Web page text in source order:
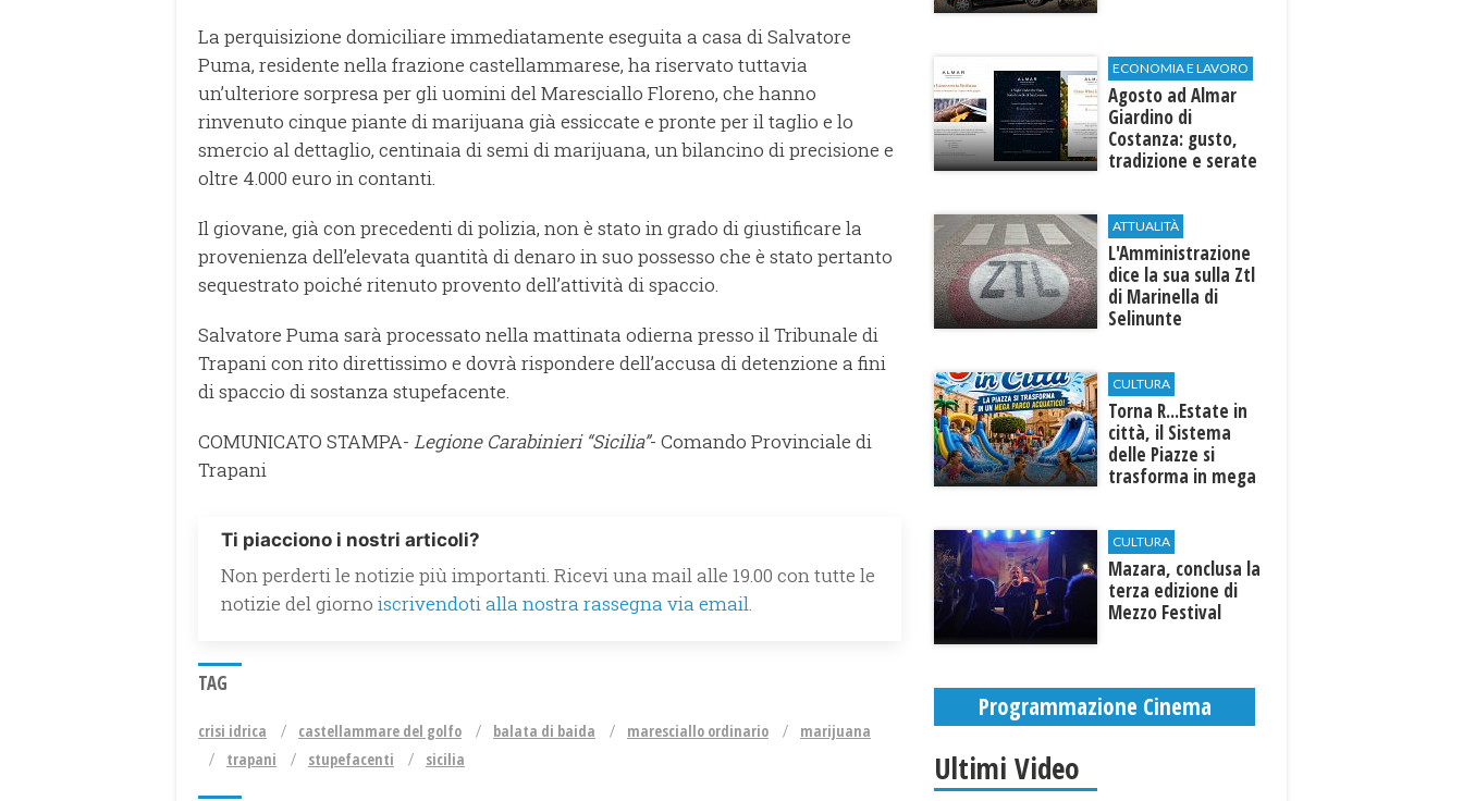
La perquisizione domiciliare immediatamente eseguita a casa di Salvatore
Puma, residente nella frazione castellammarese, ha riservato tuttavia
un’ulteriore sorpresa per gli uomini del Maresciallo Floreno, che hanno
rinvenuto cinque piante di marijuana già essiccate e pronte per il taglio e lo
smercio al dettaglio, centinaia di semi di marijuana, un bilancino di precisione e
oltre 4.000 euro in contanti.
Il giovane, già con precedenti di polizia, non è stato in grado di giustificare la
provenienza dell’elevata quantità di denaro in suo possesso che è stato pertanto
sequestrato poiché ritenuto provento dell’attività di spaccio.
Salvatore Puma sarà processato nella mattinata odierna presso il Tribunale di
Trapani con rito direttissimo e dovrà rispondere dell’accusa di detenzione a fini
di spaccio di sostanza stupefacente.
COMUNICATO STAMPA- Legione Carabinieri “Sicilia”- Comando Provinciale di
Trapani
Ti piacciono i nostri articoli?
Non perderti le notizie più importanti. Ricevi una mail alle 19.00 con tutte le
notizie del giorno iscrivendoti alla nostra rassegna via email.
TAG
crisi idrica castellammare del golfo balata di baida maresciallo ordinario
marijuana
trapani
stupefacenti sicilia
ECONOMIA E LAVORO
Agosto ad Almar
Giardino di
Costanza: gusto,
tradizione e serate
esterni
ATTUALITÀ
L'Amministrazione
dice la sua sulla Ztl
di Marinella di
Selinunte
CULTURA
Torna R...Estate in
città, il Sistema
delle Piazze si
trasforma in mega
CULTURA
​Mazara, conclusa la
terza edizione di
Mezzo Festival
Programmazione Cinema
Ultimi Video